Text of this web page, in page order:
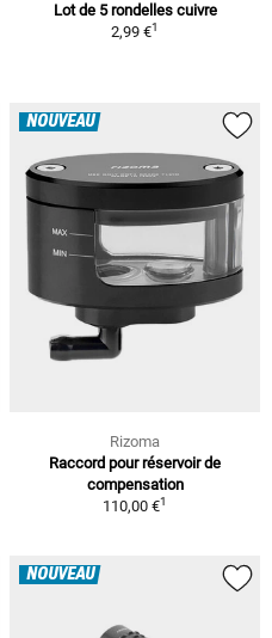
Lot de 5 rondelles cuivre
2,99 €1
NOUVEAU
Rizoma
Raccord pour réservoir de
compensation
110,00 €1
NOUVEAU